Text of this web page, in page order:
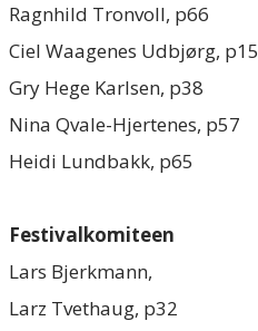
Ragnhild Tronvoll, p66
Ciel Waagenes Udbjørg, p15
Gry Hege Karlsen, p38
​Nina Qvale-Hjertenes, p57
Heidi Lundbakk, p65
Festivalkomiteen
Lars Bjerkmann,
Larz Tvethaug, p32